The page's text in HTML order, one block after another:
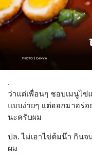
.
ว่าแต่เพื่อนๆ ชอบเมนูไ
แบบง่ายๆ แต่ออกมาอร่
นะครับผม
ปล. ไม่เอาไข่ต้มน๊า กิน
ผม